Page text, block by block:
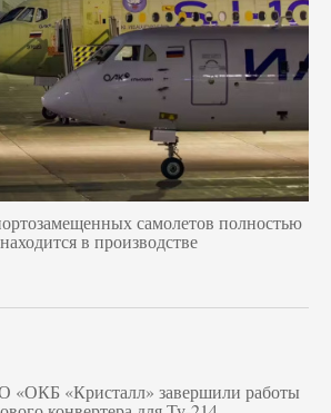
самолетов полностью
в производстве
«ОКБ «Кристалл» завершили работы